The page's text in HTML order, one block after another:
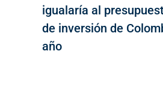
igualaría al
de inversión de
año